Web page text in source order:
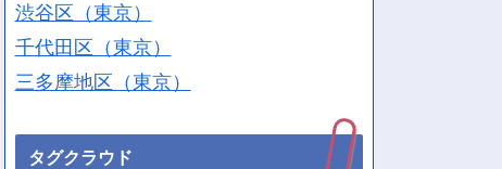
渋谷区（東京）
千代田区（東京）
三多摩地区（東京）
タグクラウド